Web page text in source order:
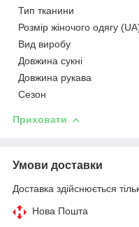
Тип тканини
Розмір жіночого одягу
Вид виробу
Довжина сукні
Довжина рукава
Сезон
Приховати
Умови доставки
Доставка здійснюється
Нова Пошта